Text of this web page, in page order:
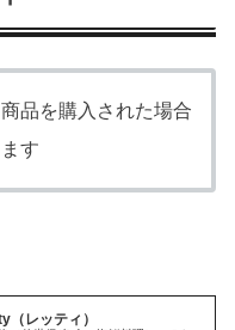
品を購入された場合
す
（レッティ）